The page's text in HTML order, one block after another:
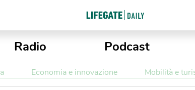
Radio Podcast
Economia e innovazione Mobilità e